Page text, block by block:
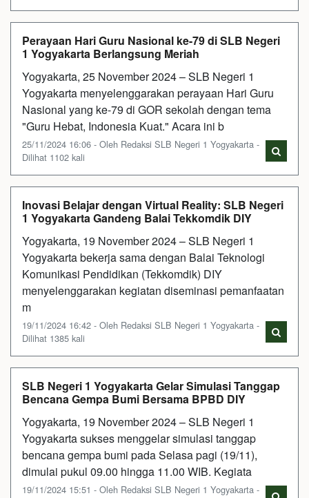
Perayaan Hari Guru Nasional ke-79 di SLB Negeri
1 Yogyakarta Berlangsung Meriah
Yogyakarta, 25 November 2024 – SLB Negeri 1
Yogyakarta menyelenggarakan perayaan Hari Guru
Nasional yang ke-79 di GOR sekolah dengan tema
"Guru Hebat, Indonesia Kuat." Acara ini b
25/11/2024 16:06 - Oleh Redaksi SLB Negeri 1 Yogyakarta -
Dilihat 1102 kali
Inovasi Belajar dengan Virtual Reality: SLB Negeri
1 Yogyakarta Gandeng Balai Tekkomdik DIY
Yogyakarta, 19 November 2024 – SLB Negeri 1
Yogyakarta bekerja sama dengan Balai Teknologi
Komunikasi Pendidikan (Tekkomdik) DIY
menyelenggarakan kegiatan diseminasi pemanfaatan
m
19/11/2024 16:42 - Oleh Redaksi SLB Negeri 1 Yogyakarta -
Dilihat 1385 kali
SLB Negeri 1 Yogyakarta Gelar Simulasi Tanggap
Bencana Gempa Bumi Bersama BPBD DIY
Yogyakarta, 19 November 2024 – SLB Negeri 1
Yogyakarta sukses menggelar simulasi tanggap
bencana gempa bumi pada Selasa pagi (19/11),
dimulai pukul 09.00 hingga 11.00 WIB. Kegiata
19/11/2024 15:51 - Oleh Redaksi SLB Negeri 1 Yogyakarta -